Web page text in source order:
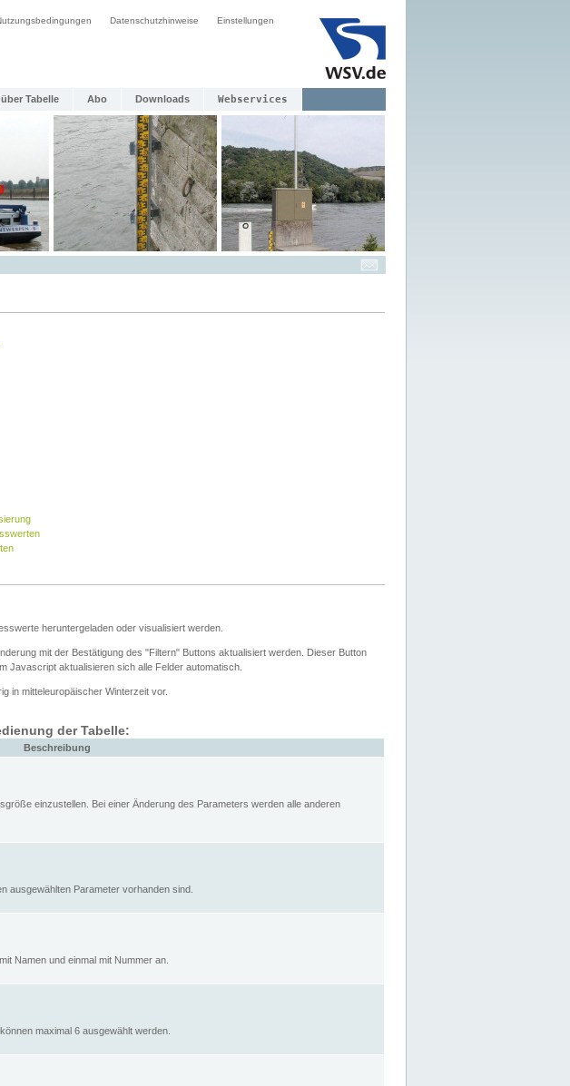
Datenschutzhinweise Einstellungen
Tabelle Abo Downloads Webservices
heruntergeladen oder visualisiert werden.
mit der Bestätigung des "Filtern" Buttons aktualisiert werden. Dieser Button
Javascript aktualisieren sich alle Felder automatisch.
in mitteleuropäischer Winterzeit vor.
der Tabelle:
Beschreibung
einzustellen. Bei einer Änderung des Parameters werden alle anderen
ausgewählten Parameter vorhanden sind.
Namen und einmal mit Nummer an.
maximal 6 ausgewählt werden.